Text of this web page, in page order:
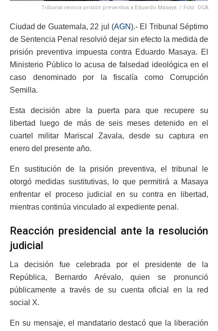
Tribunal revoca prisión preventiva a Eduardo Masaya. / Foto: DCA
Ciudad de Guatemala, 22 jul (AGN).- El Tribunal Séptimo
de Sentencia Penal resolvió dejar sin efecto la medida de
prisión preventiva impuesta contra Eduardo Masaya. El
Ministerio Público lo acusa de falsedad ideológica en el
caso denominado por la fiscalía como Corrupción
Semilla.
Esta decisión abre la puerta para que recupere su
libertad luego de más de seis meses detenido en el
cuartel militar Mariscal Zavala, desde su captura en
enero del presente año.
En sustitución de la prisión preventiva, el tribunal le
otorgó medidas sustitutivas, lo que permitirá a Masaya
enfrentar el proceso judicial en su contra en libertad,
mientras continúa vinculado al expediente penal.
Reacción presidencial ante la resolución
judicial
La decisión fue celebrada por el presidente de la
República, Bernardo Arévalo, quien se pronunció
públicamente a través de su cuenta oficial en la red
social X.
En su mensaje, el mandatario destacó que la liberación